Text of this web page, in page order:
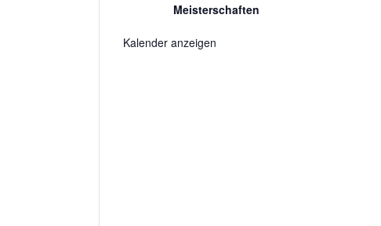
Meisterschaften
Kalender anzeigen